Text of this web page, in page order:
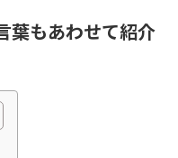
葉もあわせて紹介